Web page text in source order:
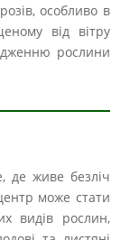
особливо в
від вітру
рослини
де живе безліч
може стати
видів рослин,